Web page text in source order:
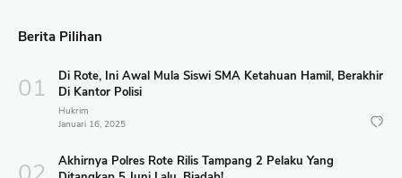
Berita Pilihan
Di Rote, Ini Awal Mula Siswi SMA Ketahuan Hamil, Berakhir
Di Kantor Polisi
Hukrim
Januari 16, 2025
Akhirnya Polres Rote Rilis Tampang 2 Pelaku Yang